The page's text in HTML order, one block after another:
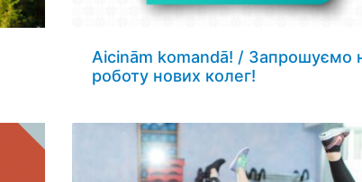
Aicinām komandā! / Запрошуємо
роботу нових колег!